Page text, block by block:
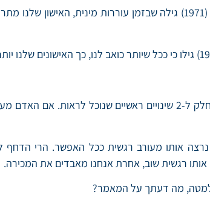
את כל ארבע התגובות שנמצאו אפשר לחלק ל-2 שינויים
אותו מעורב רגשית ככל האפשר. הרי הדחף
רגשית שוב, אחרת אנחנו מאבדים את המכירה.
למטה, מה דעתך על המאמר?